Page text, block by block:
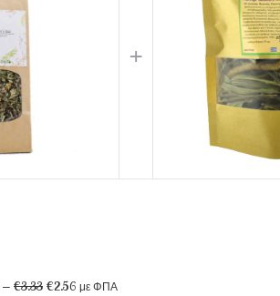
+
– €3.33 €2.56 με ΦΠΑ